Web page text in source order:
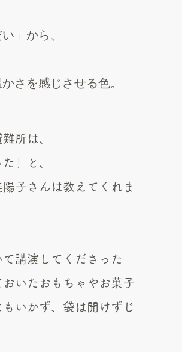
」から、
さを感じさせる色。
所は、
」と、
子さんは教えてくれま
講演してくださった
いたおもちゃやお菓子
いかず、袋は開けずじ